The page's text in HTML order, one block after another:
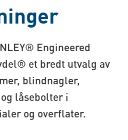
Engineered
et bredt utvalg av
blindnagler,
låsebolter i
og overflater.